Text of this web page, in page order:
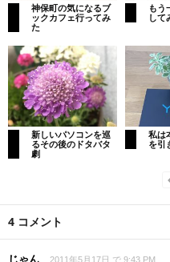
神保町の気になるブ
ックカフェ行ってみ
た
もう
して
新しいパソコンを巡
るその後のドタバタ
劇
私は
を引
4 コメント
じゃん 2011年5月17日 で 9:43 PM